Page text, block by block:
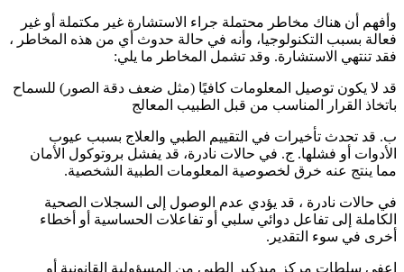
وأفهم أن هناك مخاطر محتملة جراء الاستشارة غير مكتملة أو غير
فعالة بسبب التكنولوجيا، وأنه في حالة حدوث أي من هذه المخاطر ،
فقد تنتهي الاستشارة. وقد تشمل المخاطر ما يلي:
قد لا يكون توصيل المعلومات كافيًا (مثل ضعف دقة الصور) للسماح
باتخاذ القرار المناسب من قبل الطبيب المعالج
ب. قد تحدث تأخيرات في التقييم الطبي والعلاج بسبب عيوب
الأدوات أو فشلها. ج. في حالات نادرة، قد يفشل بروتوكول الأمان
مما ينتج عنه خرق لخصوصية المعلومات الطبية الشخصية.
في حالات نادرة ، قد يؤدي عدم الوصول إلى السجلات الصحية
الكاملة إلى تفاعل دوائي سلبي أو تفاعلات الحساسية أو أخطاء
أخرى في سوء التقدير.
اعفي سلطات مركز ميدكير الطبي من المسؤولية القانونية أو